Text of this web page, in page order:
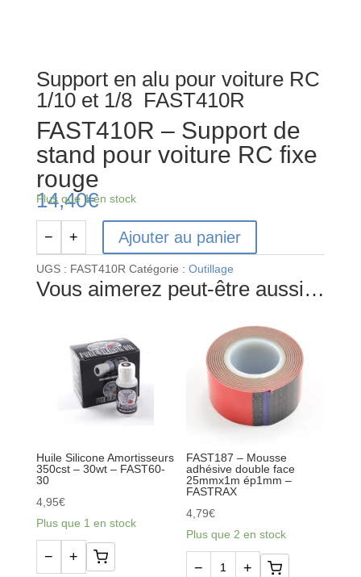
Support en alu pour voiture RC
1/10 et 1/8 FAST410R
FAST410R – Support de
stand pour voiture RC fixe
rouge
14,40€
Plus que 1 en stock
quantité
de
FAST410R
− + Ajouter au panier
UGS : FAST410R Catégorie : Outillage
Vous aimerez peut-être aussi…
Huile Silicone Amortisseurs
350cst – 30wt – FAST60-
30
4,95€
Plus que 1 en stock
− +
FAST187 – Mousse
adhésive double face
25mmx1m ép1mm –
FASTRAX
4,79€
Plus que 2 en stock
− +